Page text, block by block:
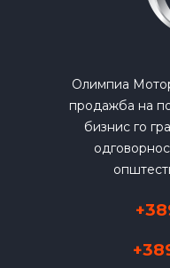
Олимпиа
продажба на
бизнис го